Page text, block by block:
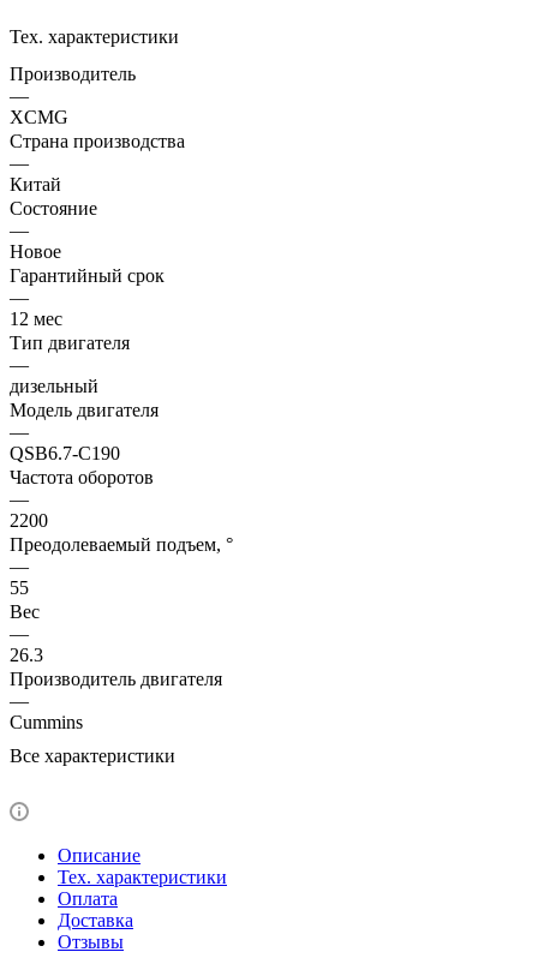
Тех. характеристики
Производитель
—
XCMG
Страна производства
—
Китай
Состояние
—
Новое
Гарантийный срок
—
12 мес
Тип двигателя
—
дизельный
Модель двигателя
—
QSB6.7-C190
Частота оборотов
—
2200
Преодолеваемый подъем, °
—
55
Вес
—
26.3
Производитель двигателя
—
Cummins
Все характеристики
Описание
Тех. характеристики
Оплата
Доставка
Отзывы